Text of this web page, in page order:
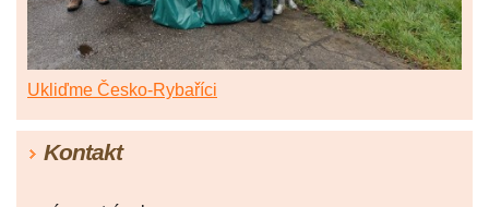
Ukliďme Česko-Rybaříci
Kontakt